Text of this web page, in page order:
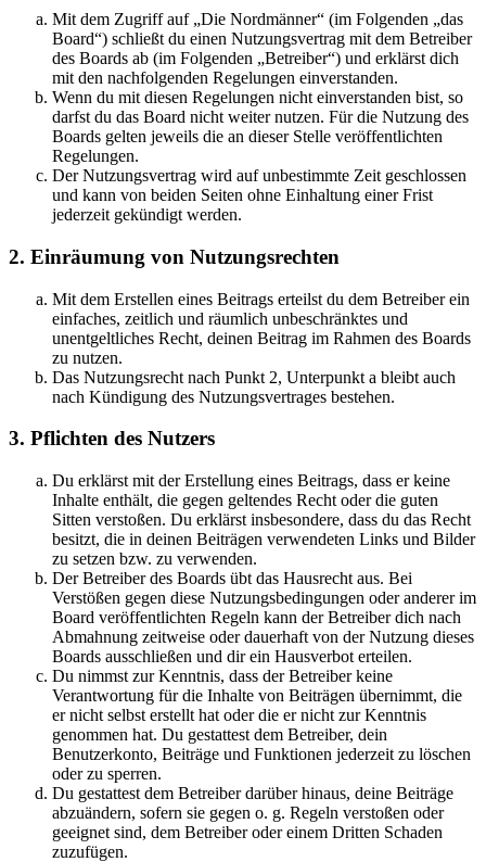
Mit dem Zugriff auf „Die Nordmänner“ (im Folgenden „das
Board“) schließt du einen Nutzungsvertrag mit dem Betreiber
des Boards ab (im Folgenden „Betreiber“) und erklärst dich
mit den nachfolgenden Regelungen einverstanden.
Wenn du mit diesen Regelungen nicht einverstanden bist, so
darfst du das Board nicht weiter nutzen. Für die Nutzung des
Boards gelten jeweils die an dieser Stelle veröffentlichten
Regelungen.
Der Nutzungsvertrag wird auf unbestimmte Zeit geschlossen
und kann von beiden Seiten ohne Einhaltung einer Frist
jederzeit gekündigt werden.
2. Einräumung von Nutzungsrechten
Mit dem Erstellen eines Beitrags erteilst du dem Betreiber ein
einfaches, zeitlich und räumlich unbeschränktes und
unentgeltliches Recht, deinen Beitrag im Rahmen des Boards
zu nutzen.
Das Nutzungsrecht nach Punkt 2, Unterpunkt a bleibt auch
nach Kündigung des Nutzungsvertrages bestehen.
3. Pflichten des Nutzers
Du erklärst mit der Erstellung eines Beitrags, dass er keine
Inhalte enthält, die gegen geltendes Recht oder die guten
Sitten verstoßen. Du erklärst insbesondere, dass du das Recht
besitzt, die in deinen Beiträgen verwendeten Links und Bilder
zu setzen bzw. zu verwenden.
Der Betreiber des Boards übt das Hausrecht aus. Bei
Verstößen gegen diese Nutzungsbedingungen oder anderer im
Board veröffentlichten Regeln kann der Betreiber dich nach
Abmahnung zeitweise oder dauerhaft von der Nutzung dieses
Boards ausschließen und dir ein Hausverbot erteilen.
Du nimmst zur Kenntnis, dass der Betreiber keine
Verantwortung für die Inhalte von Beiträgen übernimmt, die
er nicht selbst erstellt hat oder die er nicht zur Kenntnis
genommen hat. Du gestattest dem Betreiber, dein
Benutzerkonto, Beiträge und Funktionen jederzeit zu löschen
oder zu sperren.
Du gestattest dem Betreiber darüber hinaus, deine Beiträge
abzuändern, sofern sie gegen o. g. Regeln verstoßen oder
geeignet sind, dem Betreiber oder einem Dritten Schaden
zuzufügen.